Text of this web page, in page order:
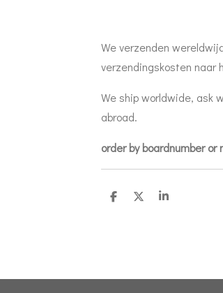
We verzenden
verzendingskosten naar
We ship worldwide, ask
abroad.
order by boardnumber or
D
D
S